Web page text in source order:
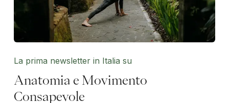
La prima newsletter in Italia su
Anatomia e Movimento
Consapevole